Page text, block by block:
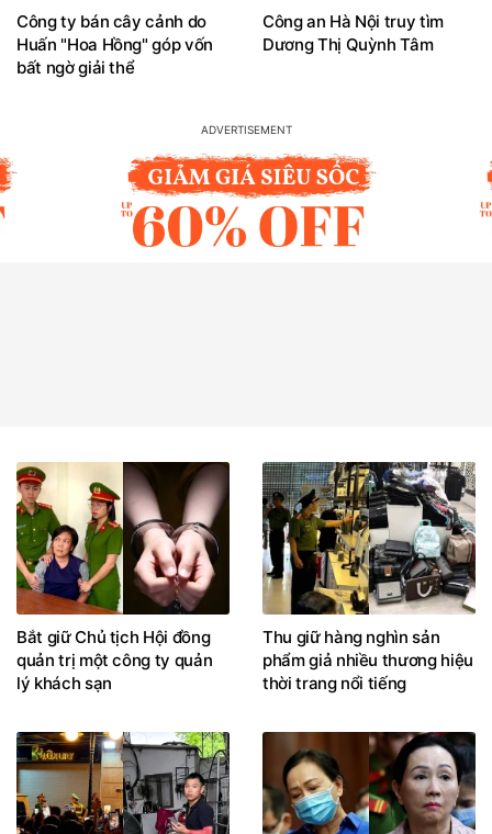
Công ty bán cây cảnh do
Huấn "Hoa Hồng" góp vốn
bất ngờ giải thể
Công an Hà Nội truy tìm
Dương Thị Quỳnh Tâm
Bắt giữ Chủ tịch Hội đồng
quản trị một công ty quản
lý khách sạn
Thu giữ hàng nghìn sản
phẩm giả nhiều thương hiệu
thời trang nổi tiếng